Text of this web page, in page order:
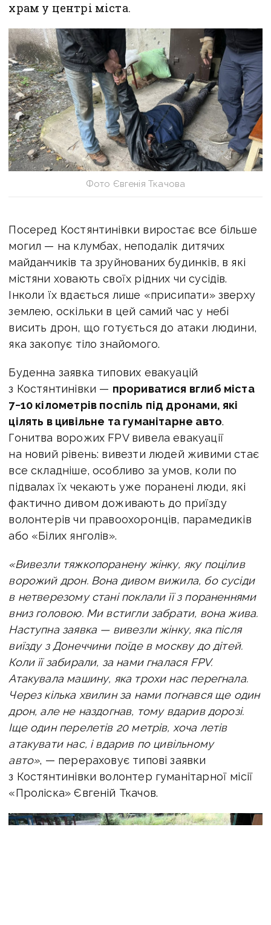
храм у центрі міста.
Фото Євгенія Ткачова
Посеред Костянтинівки виростає все більше
могил — на клумбах, неподалік дитячих
майданчиків та зруйнованих будинків, в які
містяни ховають своїх рідних чи сусідів.
Інколи їх вдається лише «присипати» зверху
землею, оскільки в цей самий час у небі
висить дрон, що готується до атаки людини,
яка закопує тіло знайомого.
Буденна заявка типових евакуацій
з Костянтинівки — прориватися вглиб міста
7−10 кілометрів поспіль під дронами, які
цілять в цивільне та гуманітарне авто.
Гонитва ворожих FPV вивела евакуації
на новий рівень: вивезти людей живими стає
все складніше, особливо за умов, коли по
підвалах їх чекають уже поранені люди, які
фактично дивом доживають до приїзду
волонтерів чи правоохоронців, парамедиків
або «Білих янголів».
«Вивезли тяжкопоранену жінку, яку поцілив
ворожий дрон. Вона дивом вижила, бо сусіди
в нетверезому стані поклали її з пораненнями
вниз головою. Ми встигли забрати, вона жива.
Наступна заявка — вивезли жінку, яка після
виїзду з Донеччини поїде в москву до дітей.
Коли її забирали, за нами гналася FPV.
Атакувала машину, яка трохи нас перегнала.
Через кілька хвилин за нами погнався ще один
дрон, але не наздогнав, тому вдарив дорозі.
Іще один перелетів 20 метрів, хоча летів
атакувати нас, і вдарив по цивільному
авто», — перераховує типові заявки
з Костянтинівки волонтер гуманітарної місії
«Проліска» Євгеній Ткачов.